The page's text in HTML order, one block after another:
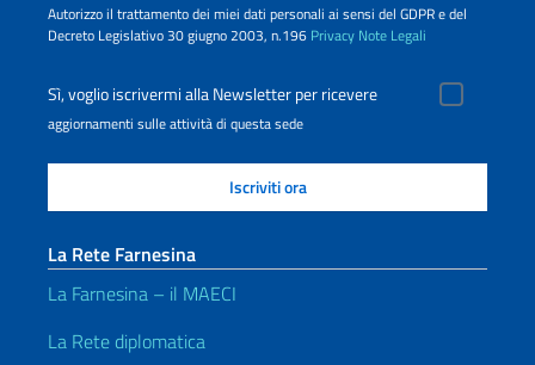
Autorizzo il trattamento dei miei dati personali ai sensi del GDPR e del
Decreto Legislativo 30 giugno 2003, n.196 Privacy Note Legali
Sì, voglio iscrivermi alla Newsletter per ricevere
aggiornamenti sulle attività di questa sede
La Rete Farnesina
La Farnesina – il MAECI
La Rete diplomatica